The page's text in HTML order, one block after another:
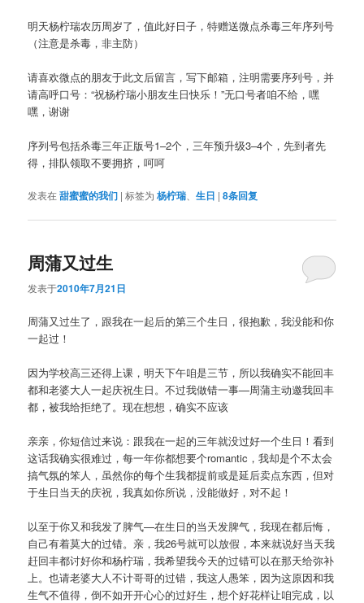
明天杨柠瑞农历周岁了，值此好日子，特赠送微点杀毒三年序列号
（注意是杀毒，非主防）
请喜欢微点的朋友于此文后留言，写下邮箱，注明需要序列号，并
请高呼口号：“祝杨柠瑞小朋友生日快乐！”无口号者咱不给，嘿
嘿，谢谢
序列号包括杀毒三年正版号1–2个，三年预升级3–4个，先到者先
得，排队领取不要拥挤，呵呵
发表在甜蜜蜜的我们 |标签为 杨柠瑞、生日 |8条回复
周蒲又过生
发表于2010年7月21日
周蒲又过生了，跟我在一起后的第三个生日，很抱歉，我没能和你
一起过！
因为学校高三还得上课，明天下午咱是三节，所以我确实不能回丰
都和老婆大人一起庆祝生日。不过我做错一事—周蒲主动邀我回丰
都，被我给拒绝了。现在想想，确实不应该
亲亲，你短信过来说：跟我在一起的三年就没过好一个生日！看到
这话我确实很难过，每一年你都想要个romantic，我却是个不太会
搞气氛的笨人，虽然你的每个生我都提前或是延后卖点东西，但对
于生日当天的庆祝，我真如你所说，没能做好，对不起！
以至于你又和我发了脾气—在生日的当天发脾气，我现在都后悔，
自己有着莫大的过错。亲，我26号就可以放假，本来就说好当天我
赶回丰都讨好你和杨柠瑞，我希望我今天的过错可以在那天给弥补
上。也请老婆大人不计哥哥的过错，我这人愚笨，因为这原因和我
生气不值得，倒不如开开心心的过好生，想个好花样让咱完成，以